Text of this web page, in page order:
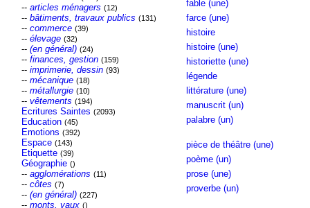
-- articles ménagers (12)
-- bâtiments, travaux publics (131)
-- commerce (39)
-- élevage (32)
-- (en général) (24)
-- finances, gestion (159)
-- imprimerie, dessin (93)
-- mécanique (18)
-- métallurgie (10)
-- vêtements (194)
Ecritures Saintes (2093)
Education (45)
Emotions (392)
Espace (143)
Etiquette (39)
Géographie ()
-- agglomérations (11)
-- côtes (7)
-- (en général) (227)
-- monts, vaux ()
fable (une)
farce (une)
histoire
histoire (une)
historiette (une)
légende
littérature (une)
manuscrit (un)
palabre (un)
pièce de théâtre (une)
poème (un)
prose (une)
proverbe (un)